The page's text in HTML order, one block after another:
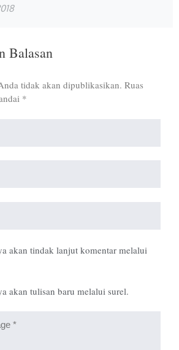
Balasan
tidak akan dipublikasikan. Ruas
*
akan tindak lanjut komentar melalui
akan tulisan baru melalui surel.